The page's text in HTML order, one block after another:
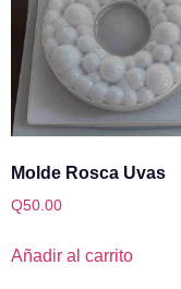
Molde Rosca Uvas
Q50.00
Añadir al carrito